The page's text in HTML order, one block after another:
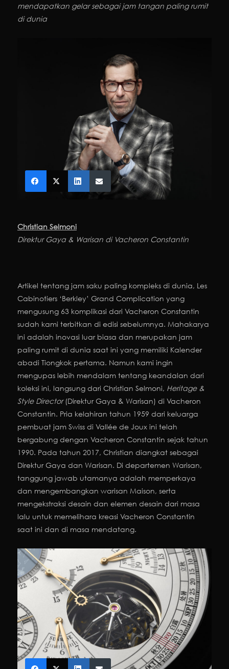
mendapatkan gelar sebagai jam tangan paling rumit
di dunia
Christian Selmoni
Direktur Gaya & Warisan di Vacheron Constantin
Artikel tentang jam saku paling kompleks di dunia, Les
Cabinotiers ‘Berkley’ Grand Complication yang
mengusung 63 komplikasi dari Vacheron Constantin
sudah kami terbitkan di edisi sebelumnya. Mahakarya
ini adalah inovasi luar biasa dan merupakan jam
paling rumit di dunia saat ini yang memiliki Kalender
abadi Tiongkok pertama. Namun kami ingin
mengupas lebih mendalam tentang keandalan dari
koleksi ini, langsung dari Christian Selmoni, Heritage &
Style Director(Direktur Gaya & Warisan) di Vacheron
Constantin. Pria kelahiran tahun 1959 dari keluarga
pembuat jam Swiss di Vallée de Joux ini telah
bergabung dengan Vacheron Constantin sejak tahun
1990. Pada tahun 2017, Christian diangkat sebagai
Direktur Gaya dan Warisan. Di departemen Warisan,
tanggung jawab utamanya adalah memperkaya
dan mengembangkan warisan Maison, serta
mengekstraksi desain dan elemen desain dari masa
lalu untuk memelihara kreasi Vacheron Constantin
saat ini dan di masa mendatang.